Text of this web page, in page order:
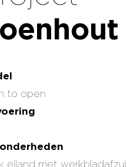
to open
eiland met